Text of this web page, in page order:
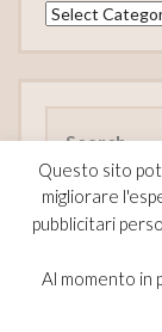
Categories
Questo sito
migliorare
pubblicitari
Al momento in